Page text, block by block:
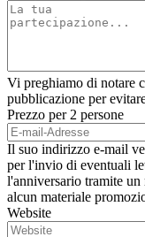
Vi preghiamo di notare
pubblicazione per
Prezzo per 2 persone
Il suo indirizzo e-mail
per l'invio di eventuali
l'anniversario tramite un
alcun materiale
Website